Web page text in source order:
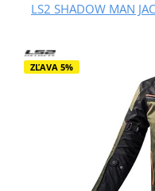
LS2 SHADOW MAN
ZĽAVA 5%